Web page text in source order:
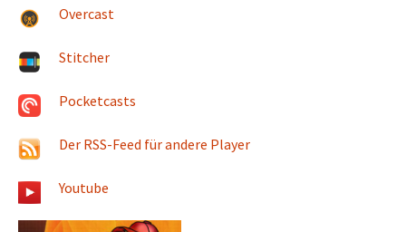
Overcast
Stitcher
Pocketcasts
Der RSS-Feed für andere Player
Youtube